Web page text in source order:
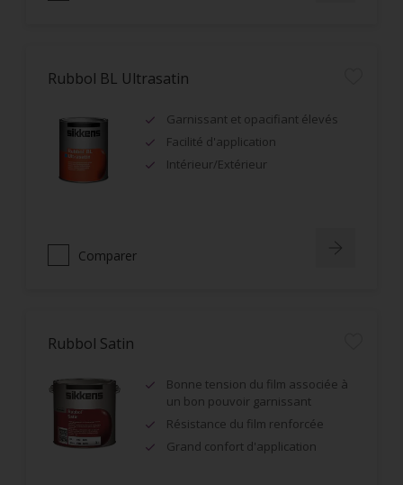
Rubbol BL Ultrasatin
Garnissant et opacifiant élevés
Facilité d'application
Intérieur/Extérieur
Comparer
Rubbol Satin
Bonne tension du film associée à
un bon pouvoir garnissant
Résistance du film renforcée
Grand confort d'application